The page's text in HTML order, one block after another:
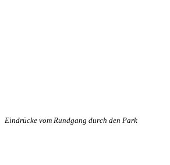
Eindrücke vom Rundgang durch den Park